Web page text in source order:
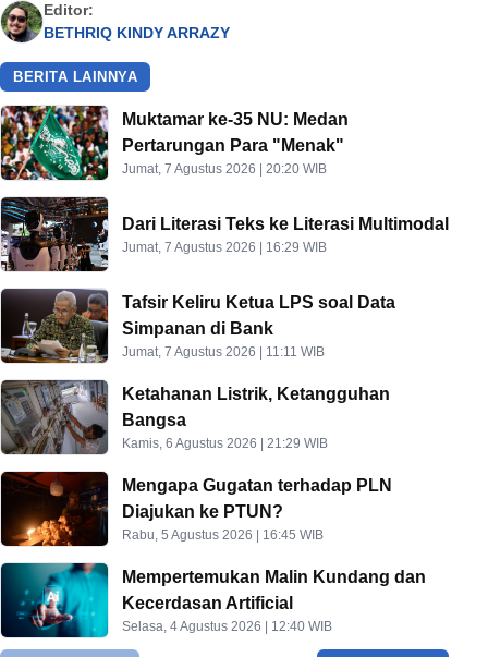
Editor:
BETHRIQ KINDY ARRAZY
BERITA LAINNYA
Muktamar ke-35 NU: Medan
Pertarungan Para "Menak"
Jumat, 7 Agustus 2026 | 20:20 WIB
Dari Literasi Teks ke Literasi Multimodal
Jumat, 7 Agustus 2026 | 16:29 WIB
Tafsir Keliru Ketua LPS soal Data
Simpanan di Bank
Jumat, 7 Agustus 2026 | 11:11 WIB
Ketahanan Listrik, Ketangguhan
Bangsa
Kamis, 6 Agustus 2026 | 21:29 WIB
Mengapa Gugatan terhadap PLN
Diajukan ke PTUN?
Rabu, 5 Agustus 2026 | 16:45 WIB
Mempertemukan Malin Kundang dan
Kecerdasan Artificial
Selasa, 4 Agustus 2026 | 12:40 WIB